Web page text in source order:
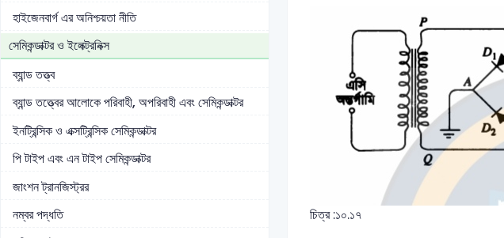
হাইজেনবার্গ এর অনিশ্চয়তা নীতি
সেমিকন্ডাক্টর ও ইলেক্ট্রনিক্স
ব্যান্ড তত্ত্ব
ব্যান্ড তত্ত্বের আলোকে পরিবাহী, অপরিবাহী এবং সেমিকন্ডাক্টর
ইনট্রিন্সিক ও এক্সট্রিন্সিক সেমিকন্ডাক্টর
পি টাইপ এবং এন টাইপ সেমিকন্ডাক্টর
জাংশন ট্রানজিস্ট্রর
নম্বর পদ্ধতি
চিত্র :১০.১৭